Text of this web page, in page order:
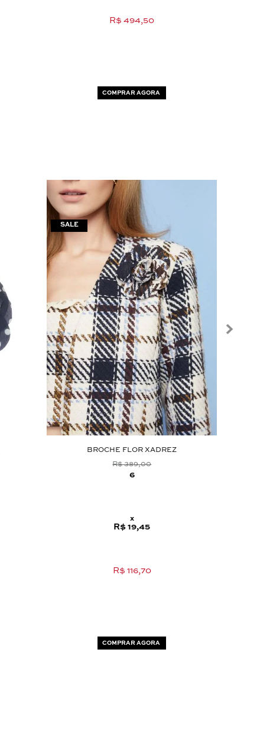
R$ 494,50
COMPRAR AGORA
BROCHE FLOR XADREZ
R$ 389,00
6
x
R$ 19,45
R$ 116,70
COMPRAR AGORA